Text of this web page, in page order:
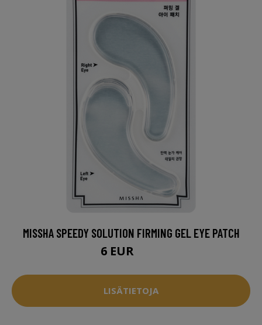
MISSHA SPEEDY SOLUTION FIRMING GEL EYE PATCH
6 EUR
LISÄTIETOJA